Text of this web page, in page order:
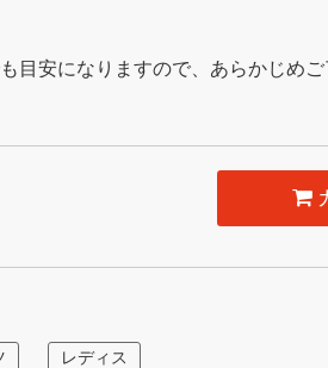
安になりますので、あらかじめご
レディス